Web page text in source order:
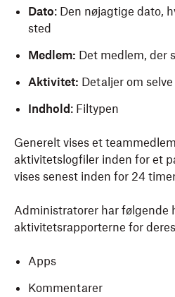
Dato: Den nøjagtige dato,
sted
Medlem: Det medlem, der
Aktivitet: Detaljer om
Indhold : Filtypen
Generelt vises et
aktivitetslogfiler inden for et
vises senest inden for 24
Administratorer har følgende
aktivitetsrapporterne for
Apps
Kommentarer